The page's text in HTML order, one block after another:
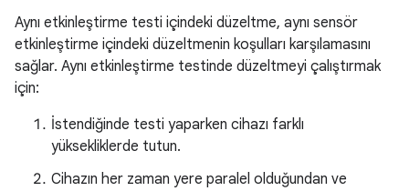
Aynı etkinleştirme testi içindeki düzeltme, aynı sensör
etkinleştirme içindeki düzeltmenin koşulları karşılamasını
sağlar. Aynı etkinleştirme testinde düzeltmeyi çalıştırmak
için:
İstendiğinde testi yaparken cihazı farklı
yüksekliklerde tutun.
Cihazın her zaman yere paralel olduğundan ve